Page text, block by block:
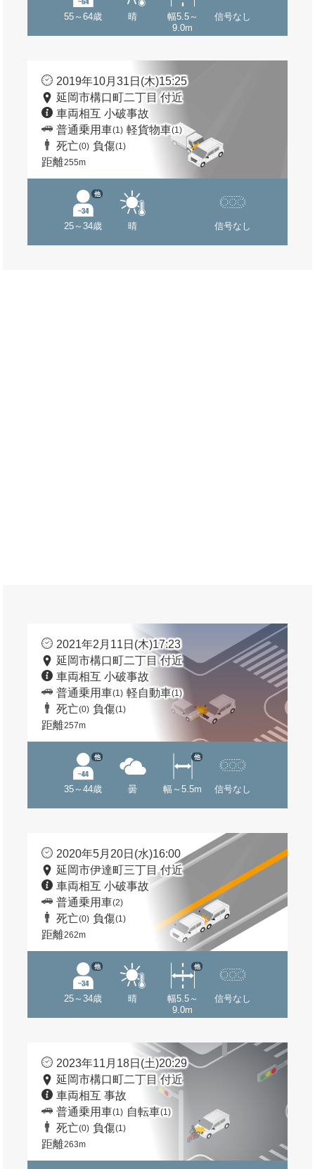
55～64歳 晴
幅5.5～
9.0m
信号なし
2019年10月31日(木)15:25
延岡市構口町二丁目 付近
車両相互 小破事故
普通乗用車(1) 軽貨物車(1)
死亡(0) 負傷(1)
距離255m
25～34歳
他
晴 信号なし
2021年2月11日(木)17:23
延岡市構口町二丁目 付近
車両相互 小破事故
普通乗用車(1) 軽自動車(1)
死亡(0) 負傷(1)
距離257m
35～44歳
他
曇 幅～5.5m
他
信号なし
2020年5月20日(水)16:00
延岡市伊達町三丁目 付近
車両相互 小破事故
普通乗用車(2)
死亡(0) 負傷(1)
距離262m
25～34歳
他
晴
幅5.5～
9.0m
他
信号なし
2023年11月18日(土)20:29
延岡市構口町二丁目 付近
車両相互 事故
普通乗用車(1) 自転車(1)
死亡(0) 負傷(1)
距離263m